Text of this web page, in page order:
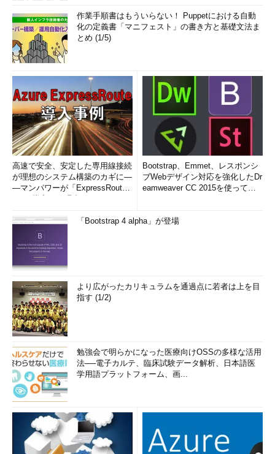
作業手順書はもういらない！ Puppetにおける自動
化の定義書「マニフェスト」の書き方と基礎文法ま
とめ (1/5)
高速で安全、安定した専用線接続
が理想のシステム構築のカギに―
―マンパワーが「ExpressRout
Bootstrap、Emmet、レスポンシ
ブWebデザイン対応を強化したDr
eamweaver CC 2015を使って
「Bootstrap 4 alpha」が登場
より広がったカリキュラムを通過点に若者は上を目
指す (1/2)
勉強会で明らかになった医療向けOSSの多様な活用
法──電子カルテ、臨床試験データ解析、日本語医
学用語プラットフォーム、画...